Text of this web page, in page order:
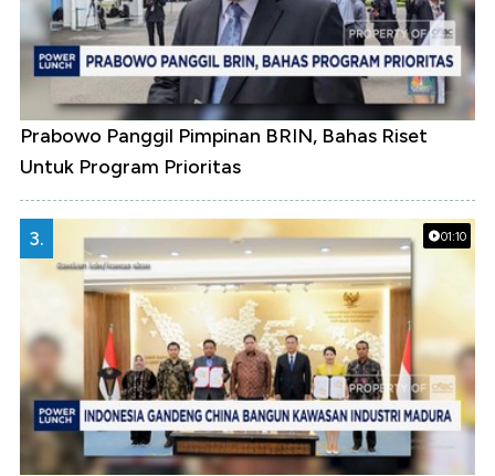
Prabowo Panggil Pimpinan BRIN, Bahas Riset
Untuk Program Prioritas
01:10
3.